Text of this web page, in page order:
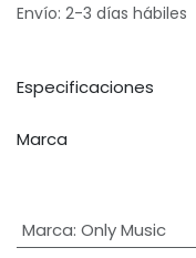
Envío: 2-3 días hábiles
Especificaciones
Marca
Marca: Only Music